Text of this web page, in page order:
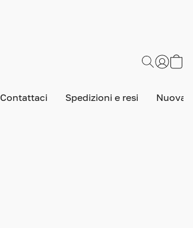
Contattaci Spedizioni e resi Nuova